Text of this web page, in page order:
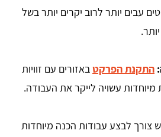
עבים יותר לרוב יקרים יותר בשל
התקנת הפרקטבאזורים עם זוויות
מיוחדות עשויה לייקר את העבודה.
צורך לבצע עבודות הכנה מיוחדות